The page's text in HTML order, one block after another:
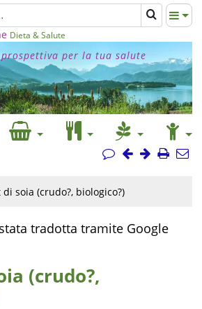
Dieta & Salute
per la tua salute
di soia (crudo?, biologico?)
tradotta tramite Google
(crudo?,